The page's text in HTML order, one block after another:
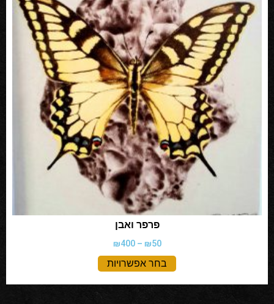
פרפר ואבן
₪50
–
₪400
בחר אפשרויות